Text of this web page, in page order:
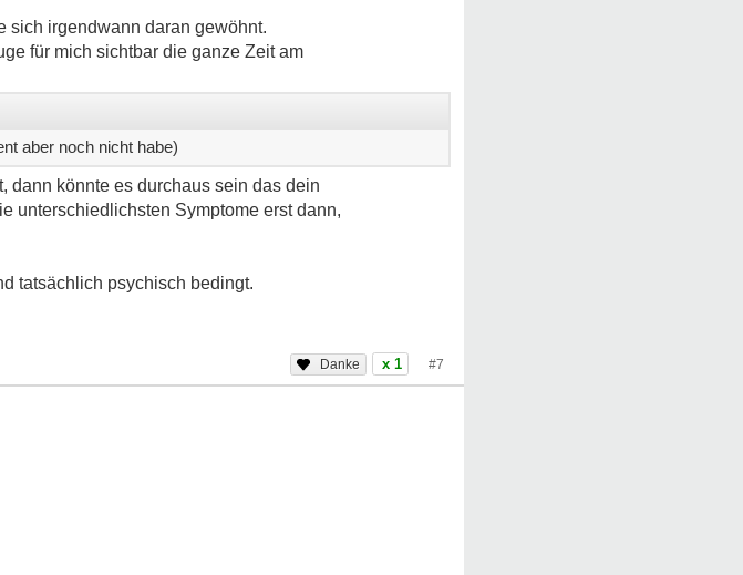
sich irgendwann daran gewöhnt.
für mich sichtbar die ganze Zeit am
aber noch nicht habe)
dann könnte es durchaus sein das dein
unterschiedlichsten Symptome erst dann,
tatsächlich psychisch bedingt.
x 1 #7